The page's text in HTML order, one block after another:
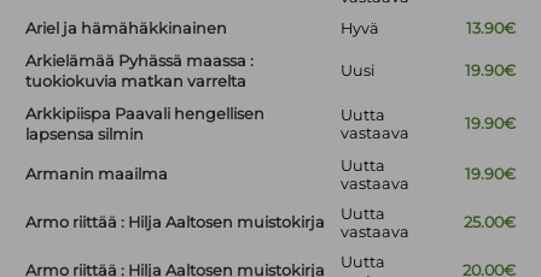
Ariel ja hämähäkkinainen Hyvä
13.90€
Arkielämää Pyhässä maassa :
tuokiokuvia matkan varrelta
Uusi 19.90€
Arkkipiispa Paavali hengellisen
lapsensa silmin
Uutta
vastaava
19.90€
Armanin maailma
Uutta
vastaava
19.90€
Armo riittää : Hilja Aaltosen muistokirja
Uutta
vastaava
25.00€
Armo riittää : Hilja Aaltosen muistokirja
Uutta
20.00€